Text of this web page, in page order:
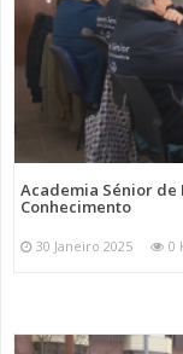
Academia Sénior de
Conhecimento
30 Janeiro 2025 0